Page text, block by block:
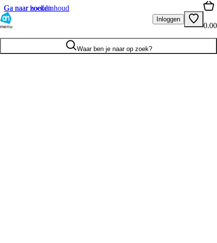
Ga naar hoofdinhoud
Ga naar zoeken
menu
Inloggen
0.00
Waar ben je naar op zoek?